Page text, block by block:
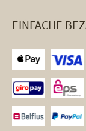
EINFACHE